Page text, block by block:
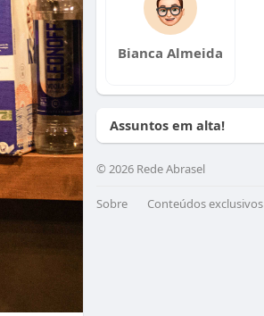
Bianca Almeida
Assuntos em alta!
© 2026 Rede Abrasel
Sobre Conteúdos exclusivos